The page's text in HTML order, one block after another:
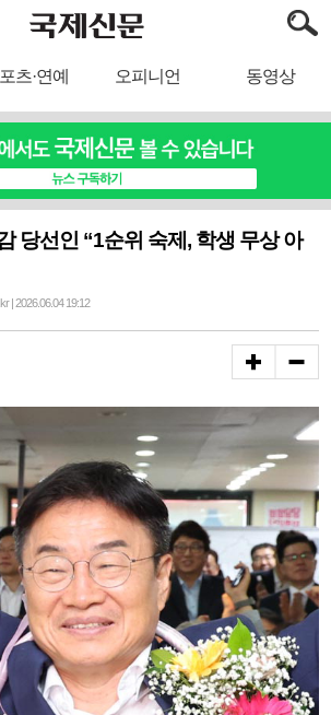
츠·연예 오피니언 동영상
당선인 “1순위 숙제, 학생 무상 아
| 2026.06.04 19:12